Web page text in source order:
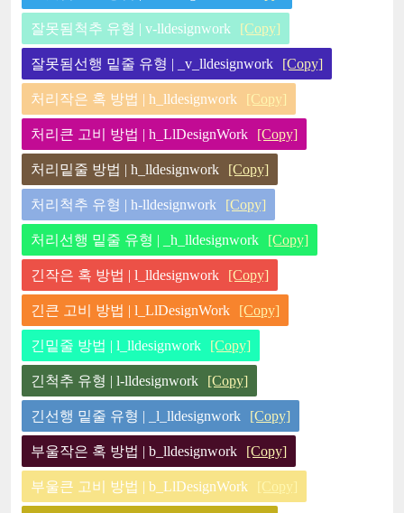
잘못됨척추 유형 | v-lldesignwork [Copy]
잘못됨선행 밑줄 유형 | _v_lldesignwork [Copy]
처리작은 혹 방법 | h_lldesignwork [Copy]
처리큰 고비 방법 | h_LlDesignWork [Copy]
처리밑줄 방법 | h_lldesignwork [Copy]
처리척추 유형 | h-lldesignwork [Copy]
처리선행 밑줄 유형 | _h_lldesignwork [Copy]
긴작은 혹 방법 | l_lldesignwork [Copy]
긴큰 고비 방법 | l_LlDesignWork [Copy]
긴밑줄 방법 | l_lldesignwork [Copy]
긴척추 유형 | l-lldesignwork [Copy]
긴선행 밑줄 유형 | _l_lldesignwork [Copy]
부울작은 혹 방법 | b_lldesignwork [Copy]
부울큰 고비 방법 | b_LlDesignWork [Copy]